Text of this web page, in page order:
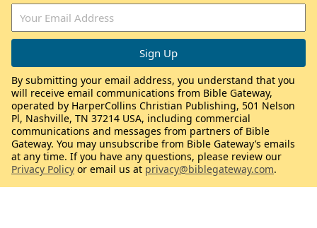
By submitting your email address, you understand that you
will receive email communications from Bible Gateway,
operated by HarperCollins Christian Publishing, 501 Nelson
Pl, Nashville, TN 37214 USA, including commercial
communications and messages from partners of Bible
Gateway. You may unsubscribe from Bible Gateway’s emails
at any time. If you have any questions, please review our
Privacy Policy or email us at privacy@biblegateway.com.